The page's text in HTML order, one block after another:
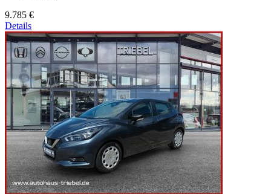
9.785 €
Details